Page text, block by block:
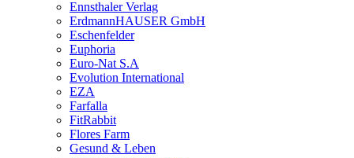
Ennsthaler Verlag
ErdmannHAUSER GmbH
Eschenfelder
Euphoria
Euro-Nat S.A
Evolution International
EZA
Farfalla
FitRabbit
Flores Farm
Gesund & Leben